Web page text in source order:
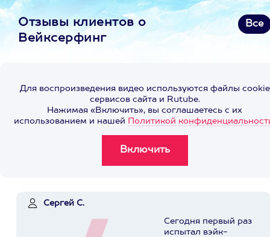
Отзывы клиентов о
Вейксерфинг
Все
Для воспроизведения видео используются файлы cookie
сервисов сайта и Rutube.
Нажимая «Включить», вы соглашаетесь с их
использованием и нашей Политикой
Сергей С.
Сегодня первый раз
испытал вэйк-